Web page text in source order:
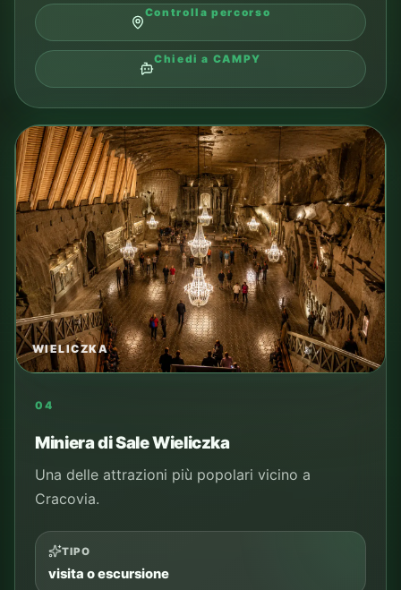
Controlla percorso
Chiedi a CAMPY
WIELICZKA
04
Miniera di Sale Wieliczka
Una delle attrazioni più popolari vicino a
Cracovia.
TIPO
visita o escursione